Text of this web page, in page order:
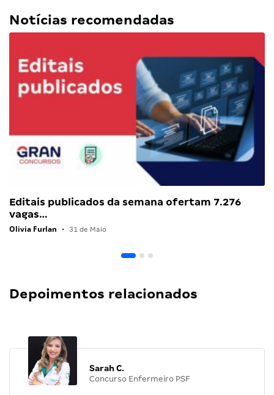
Notícias recomendadas
Editais publicados da semana ofertam 7.276
vagas…
Olivia Furlan • 31 de Maio
Depoimentos relacionados
Sarah C.
Concurso Enfermeiro PSF